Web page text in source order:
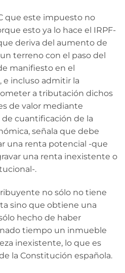
que este impuesto no
esto ya lo hace el IRPF-
deriva del aumento de
terreno con el paso del
manifiesto en el
incluso admitir la
a tributación dichos
de valor mediante
cuantificación de la
señala que debe
una renta potencial -que
una renta inexistente o
.
no sólo no tiene
sino que obtiene una
hecho de haber
tiempo un inmueble
inexistente, lo que es
la Constitución española.